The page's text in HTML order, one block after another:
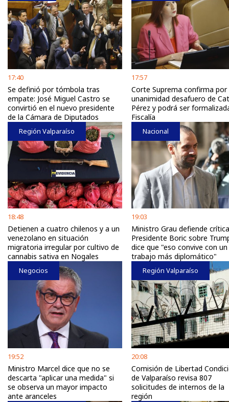
17:40
Se definió por tómbola tras
empate: José Miguel Castro se
convirtió en el nuevo presidente
de la Cámara de Diputados
17:57
Corte Suprema confirma por
unanimidad desafuero de
Pérez y podrá ser
Fiscalía
Región Valparaíso
18:48
Detienen a cuatro chilenos y a un
venezolano en situación
migratoria irregular por cultivo de
cannabis sativa en Nogales
Nacional
19:03
Ministro Grau defiende
Presidente Boric sobre
dice que "eso convive con un
trabajo más diplomático"
Negocios
19:52
Ministro Marcel dice que no se
descarta "aplicar una medida" si
se observa un mayor impacto
ante aranceles
Región Valparaíso
20:08
Comisión de Libertad
de Valparaíso revisa 807
solicitudes de internos de la
región